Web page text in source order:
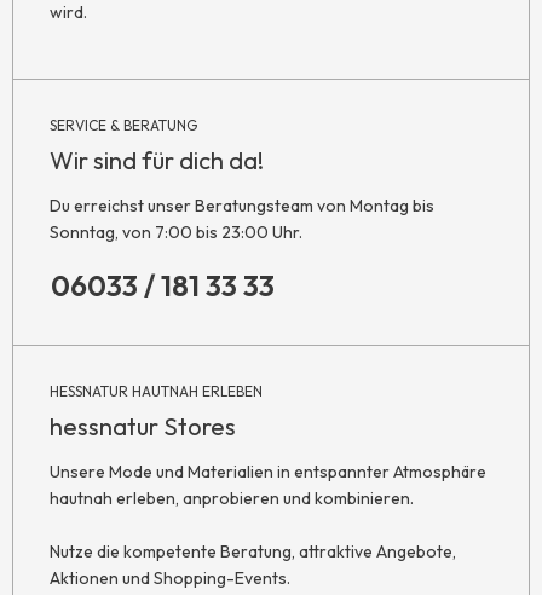
wird.
SERVICE & BERATUNG
Wir sind für dich da!
Du erreichst unser Beratungsteam von Montag bis
Sonntag, von 7:00 bis 23:00 Uhr.
06033 / 181 33 33
HESSNATUR HAUTNAH ERLEBEN
hessnatur Stores
Unsere Mode und Materialien in entspannter Atmosphäre
hautnah erleben, anprobieren und kombinieren.
Nutze die kompetente Beratung, attraktive Angebote,
Aktionen und Shopping-Events.